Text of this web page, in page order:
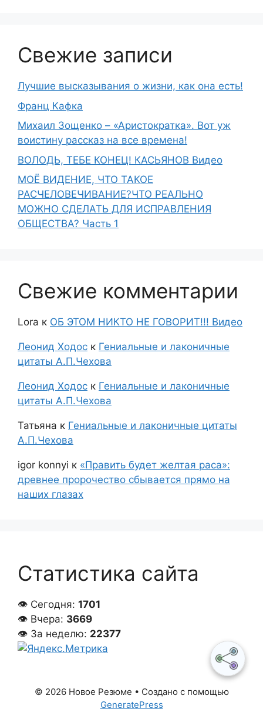
Свежие записи
Лучшие высказывания о жизни, как она есть!
Франц Кафка
Михаил Зощенко – «Аристократка». Вот уж
воистину рассказ на все времена!
ВОЛОДЬ, ТЕБЕ КОНЕЦ! КАСЬЯНОВ Видео
МОЁ ВИДЕНИЕ, ЧТО ТАКОЕ
РАСЧЕЛОВЕЧИВАНИЕ?ЧТО РЕАЛЬНО
МОЖНО СДЕЛАТЬ ДЛЯ ИСПРАВЛЕНИЯ
ОБЩЕСТВА? Часть 1
Свежие комментарии
Lora к ОБ ЭТОМ НИКТО НЕ ГОВОРИТ!!! Видео
Леонид Ходос к Гениальные и лаконичные
цитаты А.П.Чехова
Леонид Ходос к Гениальные и лаконичные
цитаты А.П.Чехова
Татьяна к Гениальные и лаконичные цитаты
А.П.Чехова
igor konnyi к «Править будет желтая раса»:
древнее пророчество сбывается прямо на
наших глазах
Статистика сайта
👁 Сегодня: 1701
👁 Вчера: 3669
👁 За неделю: 22377
© 2026 Новое Резюме • Создано с помощью
GeneratePress